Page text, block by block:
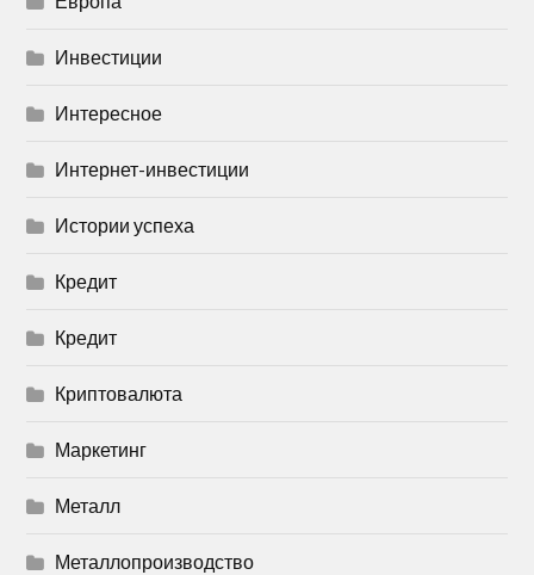
Инвестиции
Интересное
Интернет-инвестиции
Истории успеха
Кредит
Кредит
Криптовалюта
Маркетинг
Металл
Металлопроизводство